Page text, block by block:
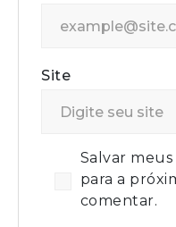
Site
Salvar
para a
comentar.